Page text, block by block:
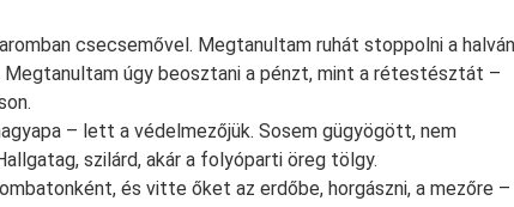
csecsemővel. Megtanultam ruhát stoppolni a
Megtanultam úgy beosztani a pénzt, mint a rétestésztát –
– lett a védelmezőjük. Sosem gügyögött, nem
szilárd, akár a folyóparti öreg tölgy.
és vitte őket az erdőbe, horgászni, a mezőre –